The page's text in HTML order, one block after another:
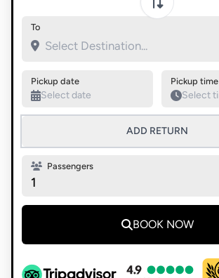
Swap pickup and destination
To
Pickup date Pickup time
ADD RETURN
Passengers
1
BOOK NOW